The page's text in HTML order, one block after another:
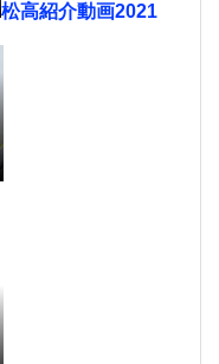
松高紹介動画2021